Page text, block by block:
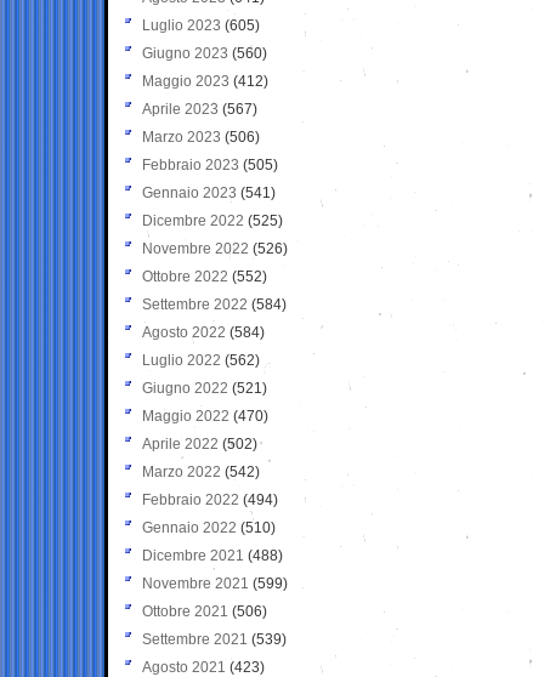
Luglio 2023 (605)
Giugno 2023 (560)
Maggio 2023 (412)
Aprile 2023 (567)
Marzo 2023 (506)
Febbraio 2023 (505)
Gennaio 2023 (541)
Dicembre 2022 (525)
Novembre 2022 (526)
Ottobre 2022 (552)
Settembre 2022 (584)
Agosto 2022 (584)
Luglio 2022 (562)
Giugno 2022 (521)
Maggio 2022 (470)
Aprile 2022 (502)
Marzo 2022 (542)
Febbraio 2022 (494)
Gennaio 2022 (510)
Dicembre 2021 (488)
Novembre 2021 (599)
Ottobre 2021 (506)
Settembre 2021 (539)
Agosto 2021 (423)